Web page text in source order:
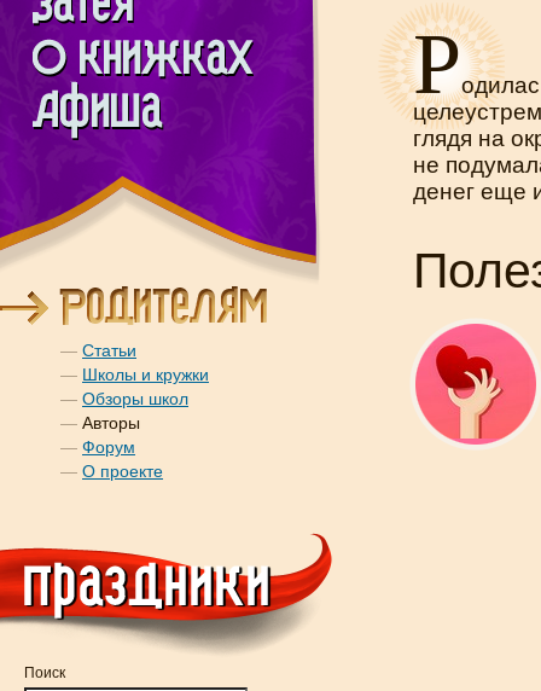
— Статьи
— Школы и кружки
— Обзоры школ
— Авторы
— Форум
— О проекте
Поиск
Р
глядя на
не
денег еще